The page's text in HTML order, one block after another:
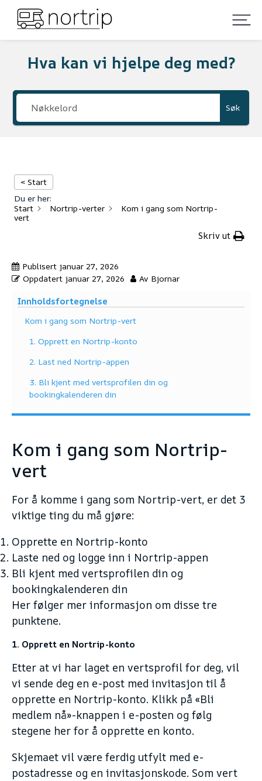
Hva kan vi hjelpe deg med?
Søk
< Start
Du er her:
Start
Nortrip-verter
Kom i gang som Nortrip-
vert
Skriv ut
Publisert januar 27, 2026
Oppdatert januar 27, 2026 Av Bjornar
Innholdsfortegnelse
Kom i gang som Nortrip-vert
1. Opprett en Nortrip-konto
2. Last ned Nortrip-appen
3. Bli kjent med vertsprofilen din og
bookingkalenderen din
Kom i gang som Nortrip-
vert
For å komme i gang som Nortrip-vert, er det 3
viktige ting du må gjøre:
Opprette en Nortrip-konto
Laste ned og logge inn i Nortrip-appen
Bli kjent med vertsprofilen din og
bookingkalenderen din
Her følger mer informasjon om disse tre
punktene.
1. Opprett en Nortrip-konto
Etter at vi har laget en vertsprofil for deg, vil
vi sende deg en e-post med invitasjon til å
opprette en Nortrip-konto. Klikk på «Bli
medlem nå»-knappen i e-posten og følg
stegene her for å opprette en konto.
Skjemaet vil være ferdig utfylt med e-
postadresse og en invitasjonskode. Som vert